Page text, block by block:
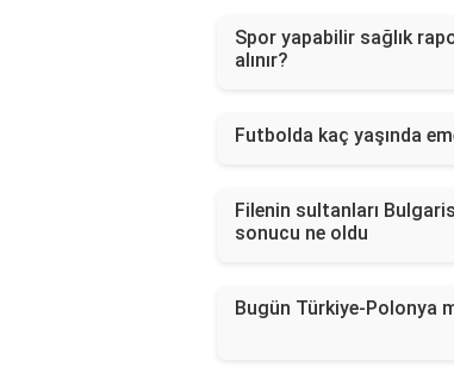
Spor yapabilir sağlık
alınır?
Futbolda kaç yaşında
Filenin sultanları
sonucu ne oldu
Bugün Türkiye-Polonya